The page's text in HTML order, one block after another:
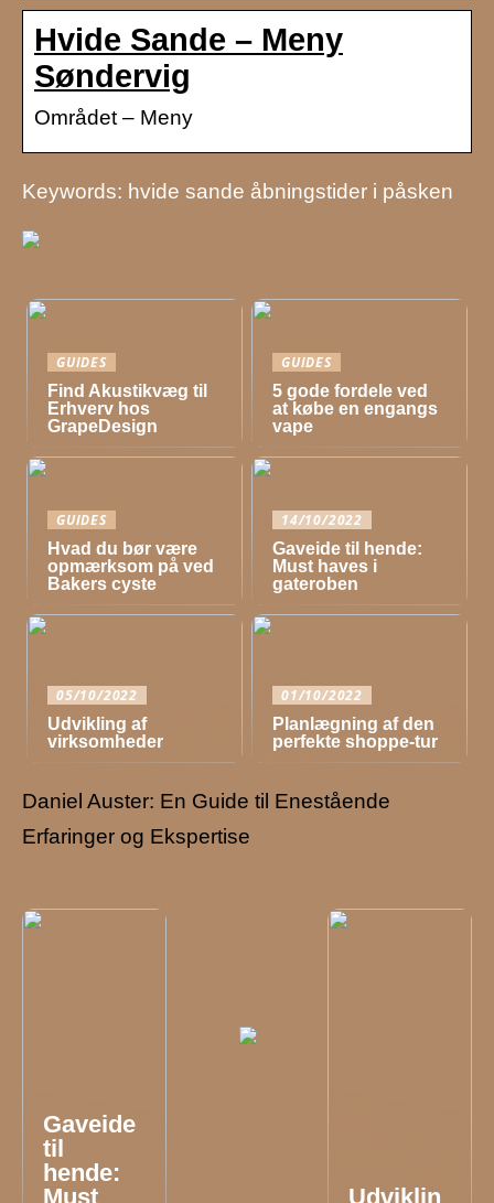
Hvide Sande – Meny
Søndervig
Området – Meny
Keywords: hvide sande åbningstider i påsken
GUIDES
Find Akustikvæg til
Erhverv hos
GrapeDesign
GUIDES
5 gode fordele ved
at købe en engangs
vape
GUIDES
Hvad du bør være
opmærksom på ved
Bakers cyste
14/10/2022
Gaveide til hende:
Must haves i
gateroben
05/10/2022
Udvikling af
virksomheder
01/10/2022
Planlægning af den
perfekte shoppe-tur
Daniel Auster: En Guide til Enestående
Erfaringer og Ekspertise
Gaveide
til
hende:
Must
Udviklin